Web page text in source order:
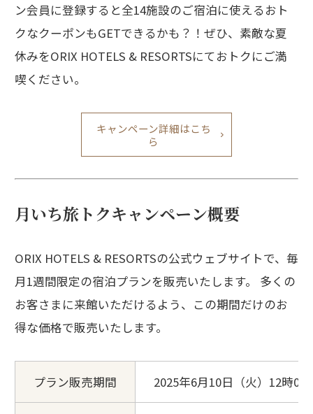
ン会員に登録すると全14施設のご宿泊に使えるおト
クなクーポンもGETできるかも？！ぜひ、素敵な夏
休みをORIX HOTELS & RESORTSにておトクにご満
喫ください。
キャンペーン詳細はこち
ら
月いち旅トクキャンペーン概要
ORIX HOTELS & RESORTSの公式ウェブサイトで、毎
月1週間限定の宿泊プランを販売いたします。 多くの
お客さまに来館いただけるよう、この期間だけのお
得な価格で販売いたします。
プラン販売期間 2025年6月10日（火）12時00